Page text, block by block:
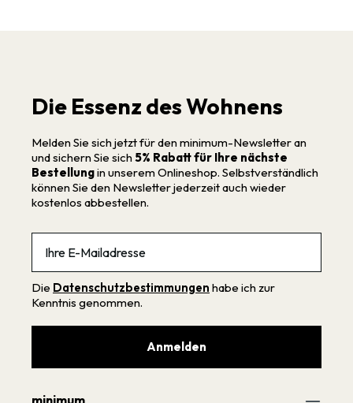
Die Essenz des Wohnens
Melden Sie sich jetzt für den minimum-Newsletter an
und sichern Sie sich 5% Rabatt für Ihre nächste
Bestellungin unserem Onlineshop. Selbstverständlich
können Sie den Newsletter jederzeit auch wieder
kostenlos abbestellen.
Die Datenschutzbestimmungen habe ich zur
Kenntnis genommen.
Anmelden
minimum